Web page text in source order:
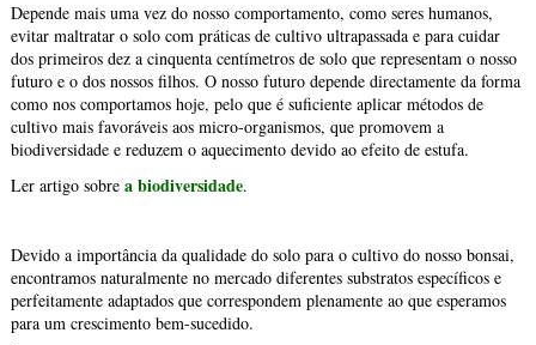
Depende mais uma vez do nosso comportamento, como seres humanos,
evitar maltratar o solo com práticas de cultivo ultrapassada e para cuidar
dos primeiros dez a cinquenta centímetros de solo que representam o nosso
futuro e o dos nossos filhos. O nosso futuro depende directamente da forma
como nos comportamos hoje, pelo que é suficiente aplicar métodos de
cultivo mais favoráveis aos micro-organismos, que promovem a
biodiversidade e reduzem o aquecimento devido ao efeito de estufa.
Ler artigo sobre a biodiversidade.
Devido a importância da qualidade do solo para o cultivo do nosso bonsai,
encontramos naturalmente no mercado diferentes substratos específicos e
perfeitamente adaptados que correspondem plenamente ao que esperamos
para um crescimento bem-sucedido.